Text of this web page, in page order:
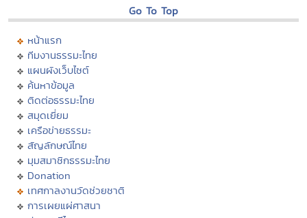
Go To Top
หน้าแรก
ทีมงานธรรมะไทย
แผนผังเว็บไซต์
ค้นหาข้อมูล
ติดต่อธรรมะไทย
สมุดเยี่ยม
เครือข่ายธรรมะ
สัญลักษณ์ไทย
มุมสมาชิกธรรมะไทย
Donation
เทศกาลงานวัดช่วยชาติ
การเผยแผ่ศาสนา